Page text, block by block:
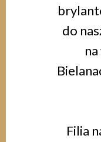
do
Filia